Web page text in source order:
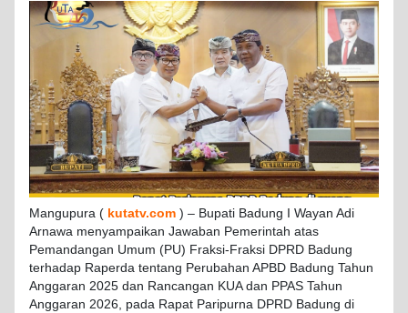
Mangupura ( kutatv.com ) – Bupati Badung I Wayan Adi
Arnawa menyampaikan Jawaban Pemerintah atas
Pemandangan Umum (PU) Fraksi-Fraksi DPRD Badung
terhadap Raperda tentang Perubahan APBD Badung Tahun
Anggaran 2025 dan Rancangan KUA dan PPAS Tahun
Anggaran 2026, pada Rapat Paripurna DPRD Badung di